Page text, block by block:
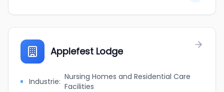
Applefest Lodge
Industrie: Nursing Homes and Residential Care
Facilities